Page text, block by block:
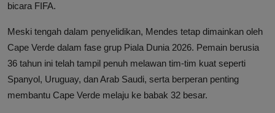
bicara FIFA.
Meski tengah dalam penyelidikan, Mendes tetap dimainkan oleh
Cape Verde dalam fase grup Piala Dunia 2026. Pemain berusia
36 tahun ini telah tampil penuh melawan tim-tim kuat seperti
Spanyol, Uruguay, dan Arab Saudi, serta berperan penting
membantu Cape Verde melaju ke babak 32 besar.